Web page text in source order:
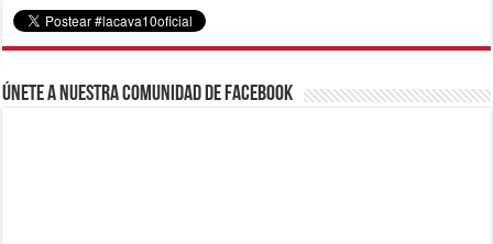
Únete a nuestra comunidad de Facebook